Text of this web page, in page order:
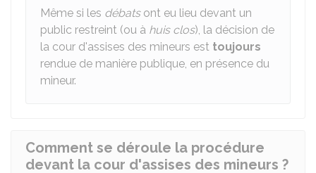
Même si les débats ont eu lieu devant un
public restreint (ou à huis clos), la décision de
la cour d'assises des mineurs est toujours
rendue de manière publique, en présence du
mineur.
Comment se déroule la procédure
devant la cour d'assises des mineurs ?